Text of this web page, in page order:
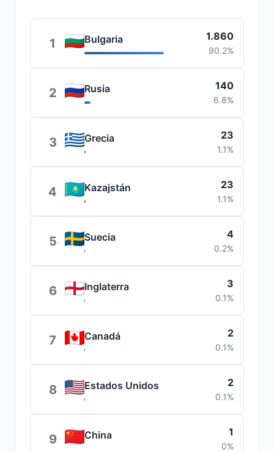
1 Bulgaria 1.860
90.2%
2 Rusia 140
6.8%
3 Grecia 23
1.1%
4 Kazajstán 23
1.1%
5 Suecia 4
0.2%
6 Inglaterra 3
0.1%
7 Canadá 2
0.1%
8 Estados Unidos 2
0.1%
9 China 1
0%